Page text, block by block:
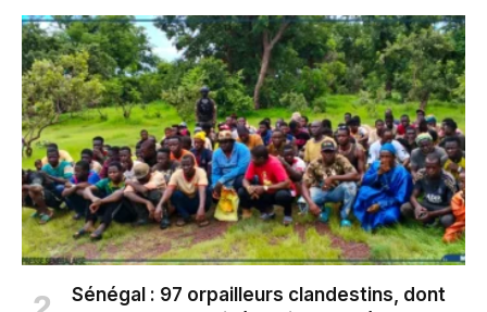
Sénégal : 97 orpailleurs clandestins, dont